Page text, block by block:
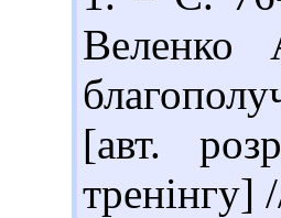
Веленко
[авт.